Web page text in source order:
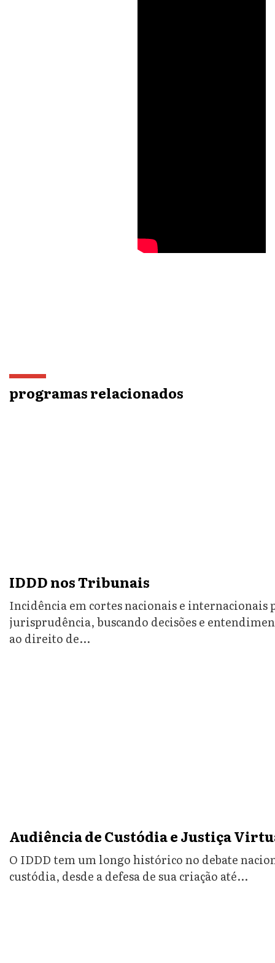
programas relacionados
IDDD nos Tribunais
Incidência em cortes nacionais e internacionais
jurisprudência, buscando decisões e
ao direito de...
Audiência de Custódia e Justiça
O IDDD tem um longo histórico no debate
custódia, desde a defesa de sua criação até...